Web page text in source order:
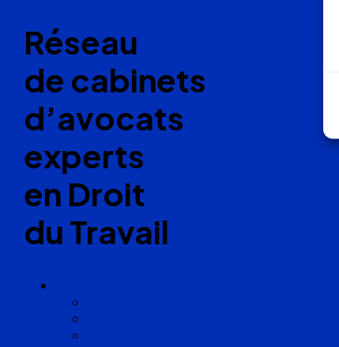
Réseau
de cabinets
d’avocats
experts
en Droit
du Travail